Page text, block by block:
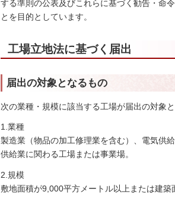
する準則の公表及びこれらに基づく勧告・命
とを目的としています。
工場立地法に基づく届出
届出の対象となるもの
次の業種・規模に該当する工場が届出の対象と
1.業種
製造業（物品の加工修理業を含む）、電気供
供給業に関わる工場または事業場。
2.規模
敷地面積が9,000平方メートル以上または建